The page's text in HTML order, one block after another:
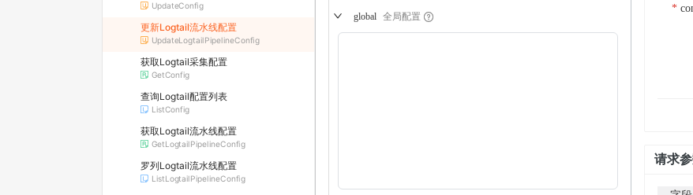
UpdateConfig
更新Logtail流水线配置
UpdateLogtailPipelineConfig
获取Logtail采集配置
GetConfig
查询Logtail配置列表
ListConfig
获取Logtail流水线配置
GetLogtailPipelineConfig
罗列Logtail流水线配置
ListLogtailPipelineConfig
global 全局配置
请求